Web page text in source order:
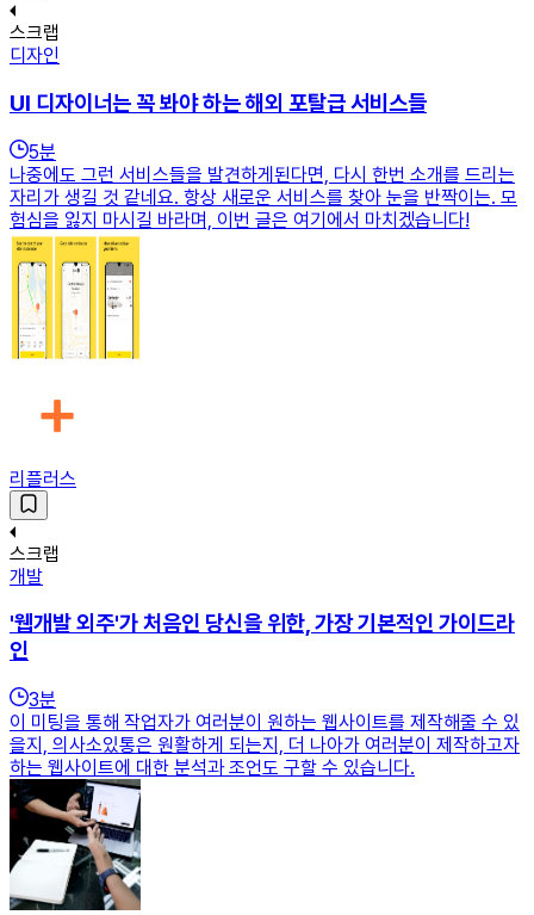
스크랩
디자인
UI 디자이너는 꼭 봐야 하는 해외 포탈급 서비스들
5분
나중에도 그런 서비스들을 발견하게된다면, 다시 한번 소개를 드리는
자리가 생길 것 같네요. 항상 새로운 서비스를 찾아 눈을 반짝이는. 모
험심을 잃지 마시길 바라며, 이번 글은 여기에서 마치겠습니다!
리플러스
스크랩
개발
'웹개발 외주'가 처음인 당신을 위한, 가장 기본적인 가이드라
인
3분
이 미팅을 통해 작업자가 여러분이 원하는 웹사이트를 제작해줄 수 있
을지, 의사소있통은 원활하게 되는지, 더 나아가 여러분이 제작하고자
하는 웹사이트에 대한 분석과 조언도 구할 수 있습니다.